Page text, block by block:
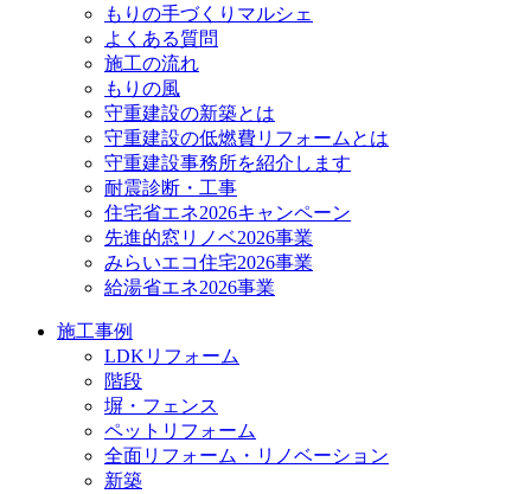
もりの手づくりマルシェ
よくある質問
施工の流れ
もりの風
守重建設の新築とは
守重建設の低燃費リフォームとは
守重建設事務所を紹介します
耐震診断・工事
住宅省エネ2026キャンペーン
先進的窓リノベ2026事業
みらいエコ住宅2026事業
給湯省エネ2026事業
施工事例
LDKリフォーム
階段
塀・フェンス
ペットリフォーム
全面リフォーム・リノベーション
新築